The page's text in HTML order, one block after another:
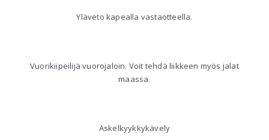
Yläveto kapealla vastaotteella.
Vuorikiipeilijä vuorojaloin. Voit tehdä liikkeen myös jalat
maassa.
Askelkyykkykävely